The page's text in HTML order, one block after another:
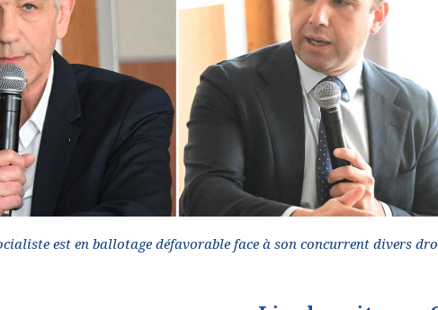
est en ballotage défavorable face à son concurrent divers